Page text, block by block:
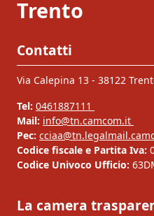
Trento
Contatti
Via Calepina 13 - 38122
Tel: 0461887111
Mail: info@tn.camcom.it
Pec:
Codice fiscale e Partita Iva:
Codice Univoco Ufficio:
La camera